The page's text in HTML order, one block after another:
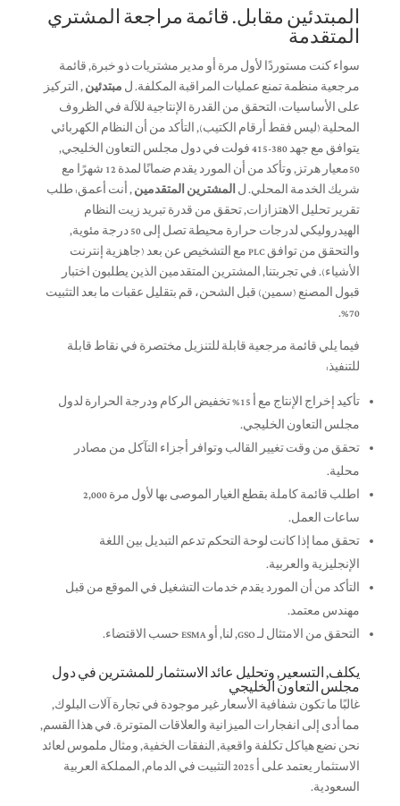
المبتدئين مقابل. قائمة مراجعة المشتري
المتقدمة
سواء كنت مستوردًا لأول مرة أو مدير مشتريات ذو خبرة, قائمة
مرجعية منظمة تمنع عمليات المراقبة المكلفة. ل مبتدئين, التركيز
على الأساسيات: التحقق من القدرة الإنتاجية للآلة في الظروف
المحلية (ليس فقط أرقام الكتيب), التأكد من أن النظام الكهربائي
يتوافق مع جهد 380-415 فولت في دول مجلس التعاون الخليجي,
50معيار هرتز, وتأكد من أن المورد يقدم ضمانًا لمدة 12 شهرًا مع
شريك الخدمة المحلي. ل المشترين المتقدمين, أنت أعمق: طلب
تقرير تحليل الاهتزازات, تحقق من قدرة تبريد زيت النظام
الهيدروليكي لدرجات حرارة محيطة تصل إلى 50 درجة مئوية,
والتحقق من توافق PLC مع التشخيص عن بعد (جاهزية إنترنت
الأشياء). في تجربتنا, المشترين المتقدمين الذين يطلبون اختبار
قبول المصنع (سمين) قبل الشحن، قم بتقليل عقبات ما بعد التثبيت
70%.
فيما يلي قائمة مرجعية قابلة للتنزيل مختصرة في نقاط قابلة
للتنفيذ:
تأكيد إخراج الإنتاج مع أ 15% تخفيض الركام ودرجة الحرارة لدول
مجلس التعاون الخليجي.
تحقق من وقت تغيير القالب وتوافر أجزاء التآكل من مصادر
محلية.
اطلب قائمة كاملة بقطع الغيار الموصى بها لأول مرة 2,000
ساعات العمل.
تحقق مما إذا كانت لوحة التحكم تدعم التبديل بين اللغة
الإنجليزية والعربية.
التأكد من أن المورد يقدم خدمات التشغيل في الموقع من قبل
مهندس معتمد.
التحقق من الامتثال لـ GSO, لنا, أو ESMA حسب الاقتضاء.
يكلف, التسعير, وتحليل عائد الاستثمار للمشترين في دول
مجلس التعاون الخليجي
غالبًا ما تكون شفافية الأسعار غير موجودة في تجارة آلات البلوك,
مما أدى إلى انفجارات الميزانية والعلاقات المتوترة. في هذا القسم,
نحن نضع هياكل تكلفة واقعية, النفقات الخفية, ومثال ملموس لعائد
الاستثمار يعتمد على أ 2025 التثبيت في الدمام, المملكة العربية
السعودية.